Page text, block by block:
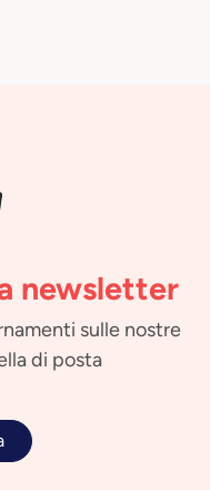
newsletter
sulle nostre
di posta